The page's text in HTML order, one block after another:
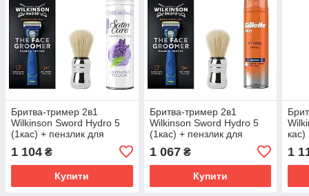
Бритва-тример 2в1
Wilkinson Sword Hydro 5
(1кас) + пензлик для
гоління Proraso + гель для
бритья Gillette Satin Care
Gel Lavender
1 104 ₴
Купити
Бритва-тример 2в1
Wilkinson Sword Hydro 5
(1кас) + пензлик для
гоління Proraso + піна для
гоління Gillette Pro Icy
Cool з ментолом
1 067₴
Купити
кас)
1